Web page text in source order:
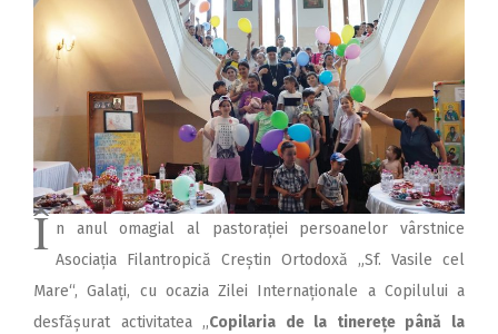
2013
2012
2009
Î n anul omagial al pastorației persoanelor vârstnice
Asociația Filantropică Creștin Ortodoxă „Sf. Vasile cel
Mare“, Galați, cu ocazia Zilei Internaționale a Copilului a
desfășurat activitatea ,,Copilaria de la tinerețe până la